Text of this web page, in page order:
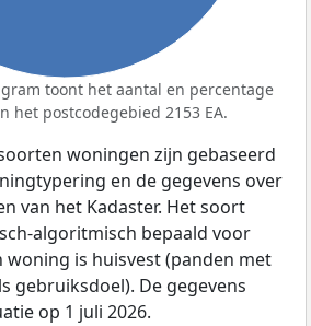
toont het aantal en percentage
het postcodegebied 2153 EA.
woningen zijn gebaseerd
en de gegevens over
van het Kadaster. Het soort
algoritmisch bepaald voor
woning is huisvest (panden met
gebruiksdoel). De gegevens
op 1 juli 2026.